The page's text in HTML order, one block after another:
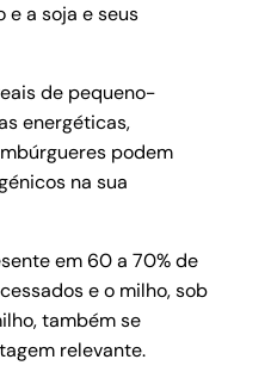
e a soja e seus
de pequeno-
energéticas,
podem
na sua
em 60 a 70% de
e o milho, sob
também se
relevante.